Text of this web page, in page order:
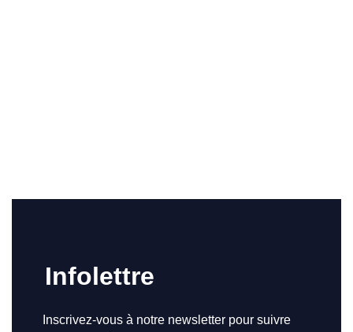
Infolettre
Inscrivez-vous à notre newsletter pour suivre